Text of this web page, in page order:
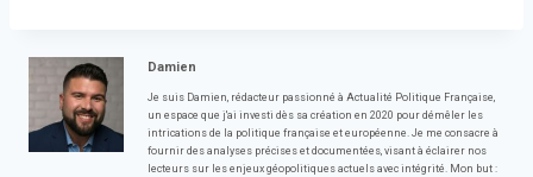
Damien
Je suis Damien, rédacteur passionné à Actualité Politique Française,
un espace que j'ai investi dès sa création en 2020 pour démêler les
intrications de la politique française et européenne. Je me consacre à
fournir des analyses précises et documentées, visant à éclairer nos
lecteurs sur les enjeux géopolitiques actuels avec intégrité. Mon but :